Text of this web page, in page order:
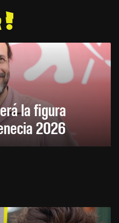
la figura
2026